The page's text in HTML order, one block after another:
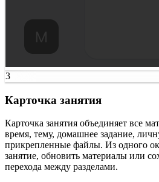
3
Карточка занятия
Карточка занятия объединяет все
время, тему, домашнее задание,
прикрепленные файлы. Из одного
занятие, обновить материалы или
перехода между разделами.